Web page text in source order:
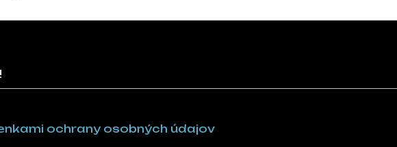
ochrany osobných údajov